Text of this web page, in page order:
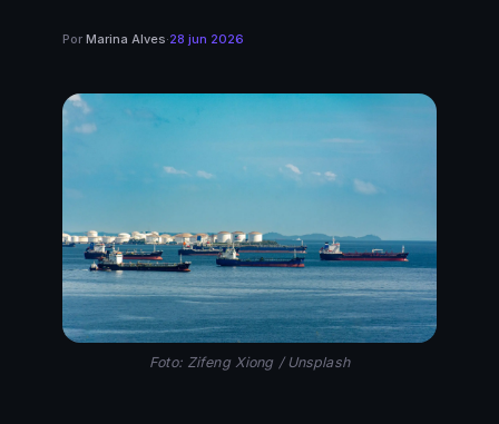
Por Marina Alves·28 jun 2026
Foto: Zifeng Xiong / Unsplash